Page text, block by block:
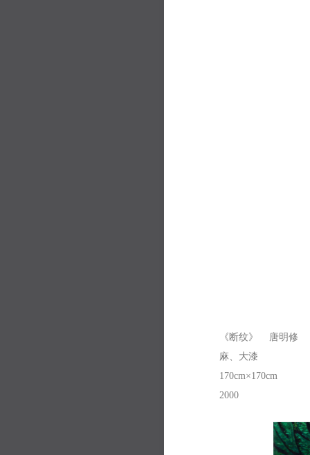
《断纹》 唐明修
麻、大漆
170cm×170cm
2000